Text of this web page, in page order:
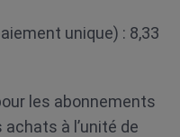
unique) : 8,33
les abonnements
achats à l’unité de